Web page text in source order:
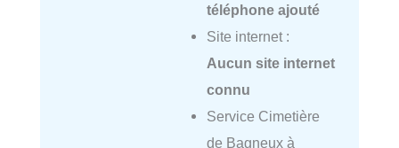
téléphone ajouté
Site internet :
Aucun site internet
connu
Service Cimetière
de Bagneux à